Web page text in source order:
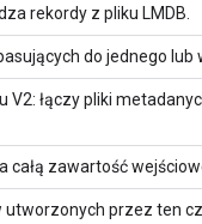
rekordy z pliku LMDB.
do jednego lub
V2: łączy pliki
całą zawartość
utworzonych przez ten